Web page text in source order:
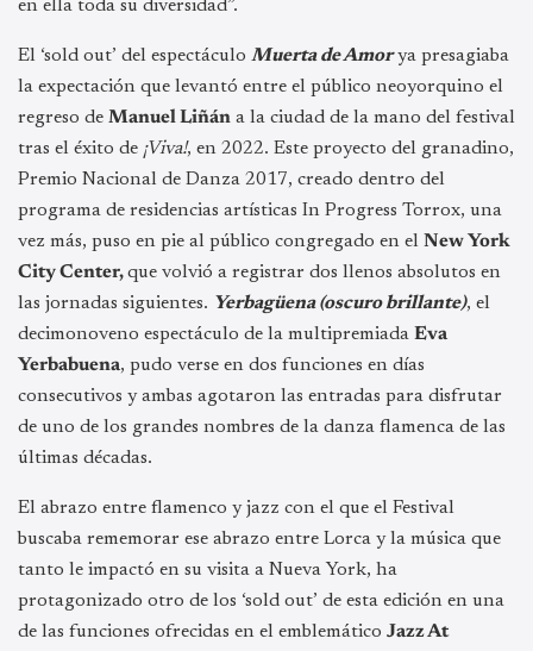
en ella toda su diversidad”.
El ‘sold out’ del espectáculo Muerta de Amorya presagiaba
la expectación que levantó entre el público neoyorquino el
regreso de Manuel Liñán a la ciudad de la mano del festival
tras el éxito de ¡Viva!, en 2022. Este proyecto del granadino,
Premio Nacional de Danza 2017, creado dentro del
programa de residencias artísticas In Progress Torrox, una
vez más, puso en pie al público congregado en el New York
City Center,que volvió a registrar dos llenos absolutos en
las jornadas siguientes. Yerbagüena (oscuro brillante), el
decimonoveno espectáculo de la multipremiada Eva
Yerbabuena, pudo verse en dos funciones en días
consecutivos y ambas agotaron las entradas para disfrutar
de uno de los grandes nombres de la danza flamenca de las
últimas décadas.
El abrazo entre flamenco y jazz con el que el Festival
buscaba rememorar ese abrazo entre Lorca y la música que
tanto le impactó en su visita a Nueva York, ha
protagonizado otro de los ‘sold out’ de esta edición en una
de las funciones ofrecidas en el emblemático Jazz At